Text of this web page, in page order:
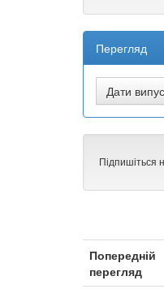
Перегляд
Підпишіться
Попередній
перегляд